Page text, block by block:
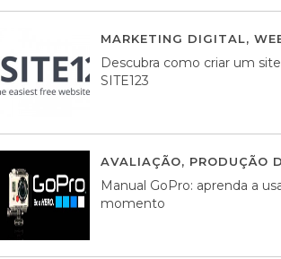
MARKETING DIGITAL,
Descubra como criar um
SITE123
AVALIAÇÃO, PRODUÇÃO
Manual GoPro: aprenda a
momento